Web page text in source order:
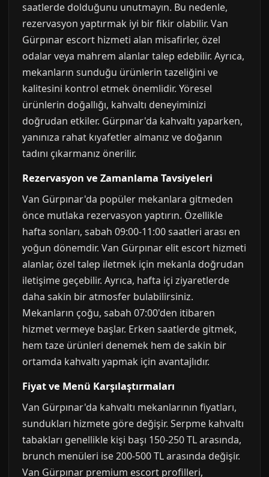
saatlerde dolduğunu unutmayın. Bu nedenle,
rezervasyon yaptırmak iyi bir fikir olabilir. Van
Gürpınar escort hizmeti alan misafirler, özel
odalar veya mahrem alanlar talep edebilir. Ayrıca,
mekanların sunduğu ürünlerin tazeliğini ve
kalitesini kontrol etmek önemlidir. Yöresel
ürünlerin doğallığı, kahvaltı deneyiminizi
doğrudan etkiler. Gürpınar'da kahvaltı yaparken,
yanınıza rahat kıyafetler almanız ve doğanın
tadını çıkarmanız önerilir.
Rezervasyon ve Zamanlama Tavsiyeleri
Van Gürpınar'da popüler mekanlara gitmeden
önce mutlaka rezervasyon yaptırın. Özellikle
hafta sonları, sabah 09:00-11:00 saatleri arası en
yoğun dönemdir. Van Gürpınar elit escort hizmeti
alanlar, özel talep iletmek için mekanla doğrudan
iletişime geçebilir. Ayrıca, hafta içi ziyaretlerde
daha sakin bir atmosfer bulabilirsiniz.
Mekanların çoğu, sabah 07:00'den itibaren
hizmet vermeye başlar. Erken saatlerde gitmek,
hem taze ürünleri denemek hem de sakin bir
ortamda kahvaltı yapmak için avantajlıdır.
Fiyat ve Menü Karşılaştırmaları
Van Gürpınar'da kahvaltı mekanlarının fiyatları,
sundukları hizmete göre değişir. Serpme kahvaltı
tabakları genellikle kişi başı 150-250 TL arasında,
brunch menüleri ise 200-500 TL arasında değişir.
Van Gürpınar premium escort profilleri,